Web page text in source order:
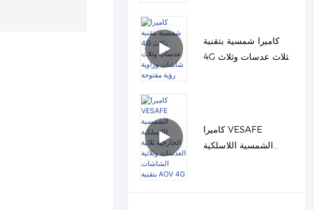
كاميرا شمسية بتقنية
4G بثلاث عدسات وثلاث
كاميرا VESAFE
الشمسية اللاسلكية
AOV 4G